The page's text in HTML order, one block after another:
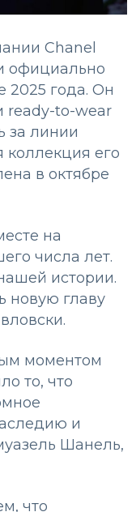
Chanel
официально
2025 года. Он
ready-to-wear
за линии
коллекция его
в октябре
на
числа лет.
истории.
новую главу
моментом
то, что
и
Шанель,
что